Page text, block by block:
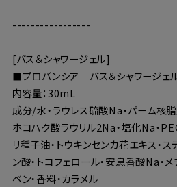
-----------------
[バス＆シャワージェル]
■プロバンシア バス＆シャワージェ
内容量：30mL
成分/水・ラウレス硫酸Na・パーム核
ホコハク酸ラウリル2Na・塩化Na・
リ種子油・トウキンセンカ花エキス・
ン酸・トコフェロール・安息香酸Na・
ベン・香料・カラメル